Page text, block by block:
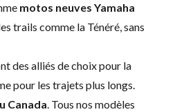
motos neuves Yamaha
trails comme la Ténéré, sans
des alliés de choix pour la
pour les trajets plus longs.
Canada. Tous nos modèles